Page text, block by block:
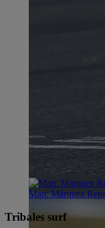
Marc Márquez
Tribales surf